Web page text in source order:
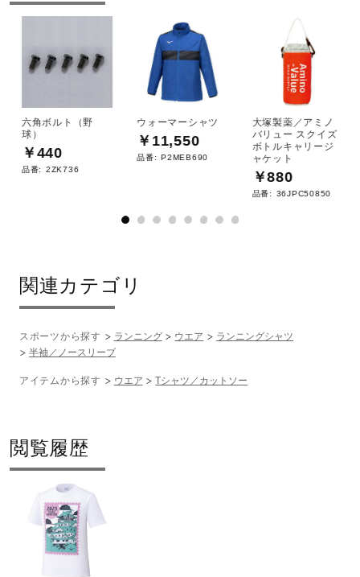
六角ボルト（野
球）
￥440
品番: 2ZK736
ウォーマーシャツ
￥11,550
品番: P2MEB690
大塚製薬／アミノ
バリュー スクイズ
ボトルキャリージ
ャケット
￥880
品番: 36JPC50850
関連カテゴリ
スポーツから探す ランニング ウエア
ランニングシャツ
半袖／ノースリーブ
アイテムから探す ウエア Tシャツ／カットソー
閲覧履歴